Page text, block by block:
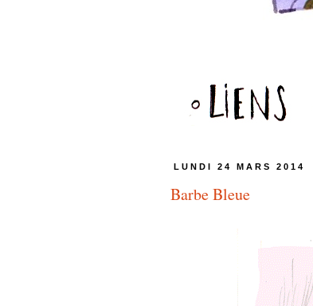
LUNDI 24 MARS 2014
Barbe Bleue